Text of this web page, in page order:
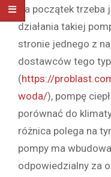
Na początek
działania takiej
stronie jednego z
dostawców tego
(https://
woda/), pompę
porównać do
różnica polega na
pompy ma
odpowiedzialny za